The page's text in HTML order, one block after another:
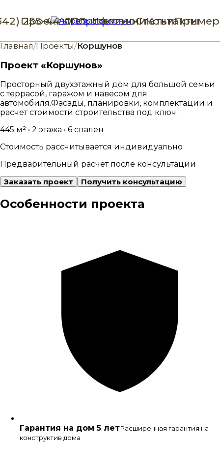
ПроектыПортфолиоСтатьиПример
255-44-00О компанииКонтакты
Главная/Проекты/Коршунов
Проект «Коршунов»
Просторный двухэтажный дом для большой семьи
с террасой, гаражом и навесом для
автомобиля.Фасады, планировки, комплектации и
расчет стоимости строительства под ключ.
445 м² • 2 этажа • 6 спален
Стоимость рассчитывается индивидуально
Предварительный расчет после консультации
Заказать проект
Получить консультацию
Особенности проекта
Гарантия на дом 5 летРасширенная гарантия на
конструктив дома